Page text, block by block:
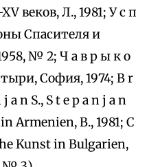
веков, Л., 1981; У с п
Спасителя и
№ 2; Ч а в р ы к о
София, 1974; B r
a n S., S t e p a n j a n
Armenien, B., 1981; C
Kunst in Bulgarien,